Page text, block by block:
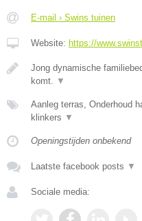
E-mail › Swins tuinen
Website: https://
Jong dynamische
komt. ▼
Aanleg terras, Onderhoud
klinkers ▼
Openingstijden onbekend
Laatste facebook posts ▼
Sociale media: